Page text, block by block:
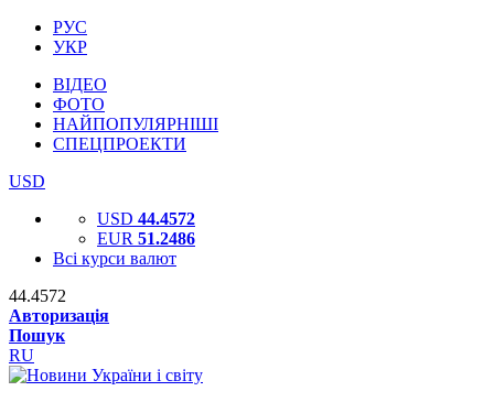
РУС
УКР
ВІДЕО
ФОТО
НАЙПОПУЛЯРНІШІ
СПЕЦПРОЕКТИ
USD
USD 44.4572
EUR 51.2486
Всі курси валют
44.4572
Авторизація
Пошук
RU